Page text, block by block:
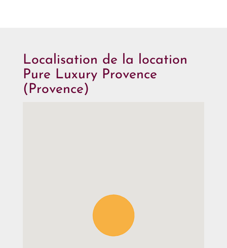
Localisation de la location
Pure Luxury Provence
(Provence)